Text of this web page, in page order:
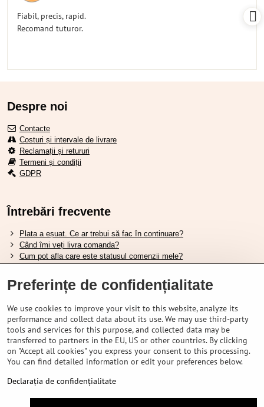
Fiabil, precis, rapid.
Recomand tuturor.
Despre noi
Contacte
Costuri și intervale de livrare
Reclamații și retururi
Termeni și condiții
GDPR
Întrebări frecvente
Plata a eșuat. Ce ar trebui să fac în continuare?
Când îmi veți livra comanda?
Cum pot afla care este statusul comenzii mele?
Vreau să îmi schimb comanda. Cum pot face asta?
Tabela de dimensiuni pentru încălțămintea Shimano.
Cum să alegi furca amortizată potrivită?
Cum să alegi mărimea potrivită a căștii?
Ghidul pentru acumulatorii Shimano.
Înțelegerea anvelopelor tubeless Schwalbe.
Preferințe de confidențialitate
We use cookies to improve your visit to this website, analyze its
performance and collect data about its use. We may use third-party
tools and services for this purpose, and collected data may be
transferred to partners in the EU, US or other countries. By clicking
on "Accept all cookies" you express your consent to this processing.
You can find detailed information or edit your preferences below.
Declarația de confidențialitate